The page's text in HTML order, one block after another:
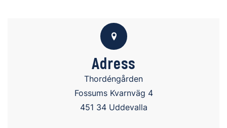
Adress
Thordéngården
Fossums Kvarnväg 4
451 34 Uddevalla